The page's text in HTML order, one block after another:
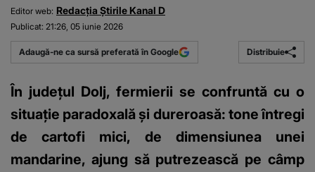
Editor web: Redacția Știrile Kanal D
Publicat: 21:26, 05 iunie 2026
Adaugă-ne ca sursă preferată în Google Distribuie
În județul Dolj, fermierii se confruntă cu o
situație paradoxală și dureroasă: tone întregi
de cartofi mici, de dimensiunea unei
mandarine, ajung să putrezească pe câmp